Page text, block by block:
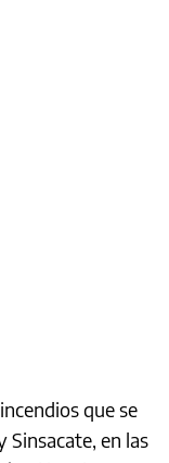
que se
Sinsacate, en las